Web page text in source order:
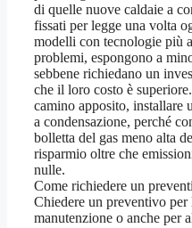
di quelle nuove caldaie a
fissati per legge una volta
modelli con tecnologie più
problemi, espongono a
sebbene richiedano un
che il loro costo è
camino apposito, installare
a condensazione, perché
bolletta del gas meno alta
risparmio oltre che
nulle.
Come richiedere un
Chiedere un preventivo
manutenzione o anche per